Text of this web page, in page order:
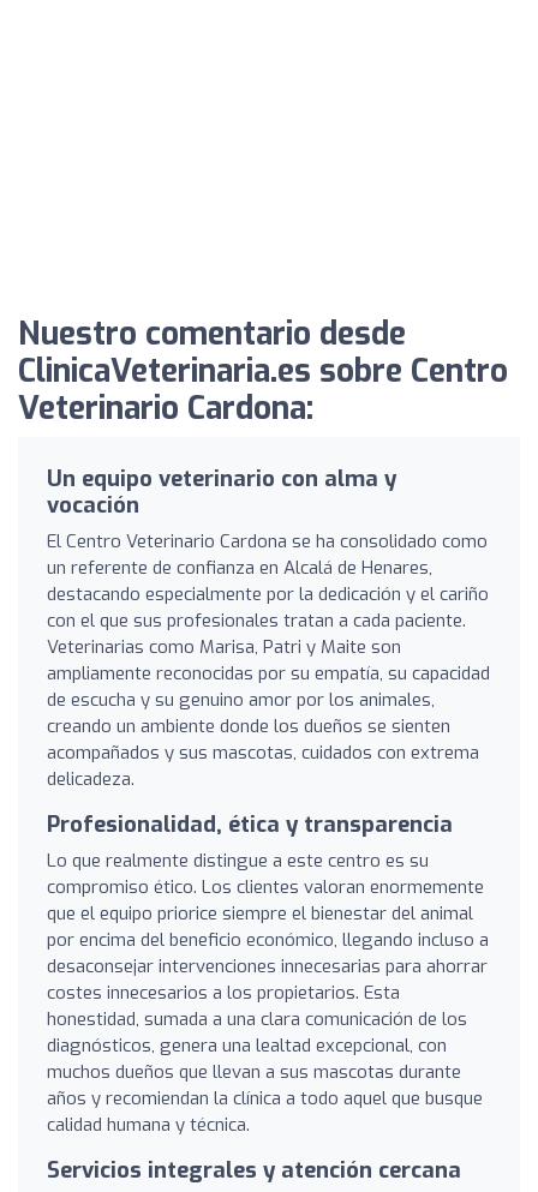
Nuestro comentario desde
ClinicaVeterinaria.es sobre Centro
Veterinario Cardona:
Un equipo veterinario con alma y
vocación
El Centro Veterinario Cardona se ha consolidado como
un referente de confianza en Alcalá de Henares,
destacando especialmente por la dedicación y el cariño
con el que sus profesionales tratan a cada paciente.
Veterinarias como Marisa, Patri y Maite son
ampliamente reconocidas por su empatía, su capacidad
de escucha y su genuino amor por los animales,
creando un ambiente donde los dueños se sienten
acompañados y sus mascotas, cuidados con extrema
delicadeza.
Profesionalidad, ética y transparencia
Lo que realmente distingue a este centro es su
compromiso ético. Los clientes valoran enormemente
que el equipo priorice siempre el bienestar del animal
por encima del beneficio económico, llegando incluso a
desaconsejar intervenciones innecesarias para ahorrar
costes innecesarios a los propietarios. Esta
honestidad, sumada a una clara comunicación de los
diagnósticos, genera una lealtad excepcional, con
muchos dueños que llevan a sus mascotas durante
años y recomiendan la clínica a todo aquel que busque
calidad humana y técnica.
Servicios integrales y atención cercana